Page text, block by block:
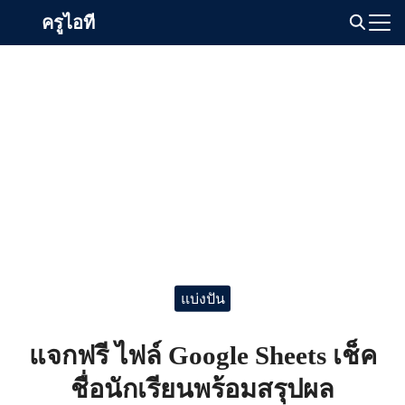
ครูไอที
แบ่งปัน
แจกฟรี ไฟล์ Google Sheets เช็ค
ชื่อนักเรียนพร้อมสรุปผล